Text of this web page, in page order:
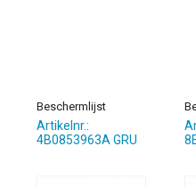
Beschermlijst
Artikelnr.:
4B0853963A GRU